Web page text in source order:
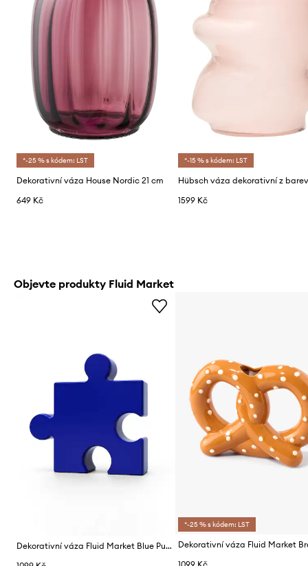
*-25 % s kódem: LST
Dekorativní váza House Nordic 21 cm
649 Kč
*-15 % s kódem: LST
1599 Kč
Objevte produkty Fluid Market
Dekorativní váza Fluid Market Blue Puzzle Vase
*-25 % s kódem: LST